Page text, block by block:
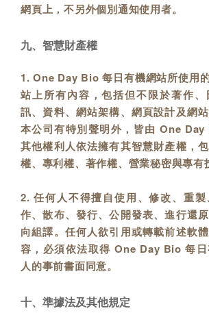
網頁上，不另外個別通知使用者。
九、智慧財產權
1. One Day Bio 每日有機網站所使用
站上所有內容，包括但不限於著作
訊、資料、網站架構、網頁設計及網
本公司有特別聲明外，皆由 One
其他權利人依法擁有其智慧財產權，
權、專利權、著作權、營業秘密與專有
2. 任何人不得擅自使用、修改、重
作、散布、發行、公開發表、進行還
向組譯。任何人欲引用或轉載前述軟
容，必須依法取得 One Day Bio 每
人的事前書面同意。
十、準據法及其他規定